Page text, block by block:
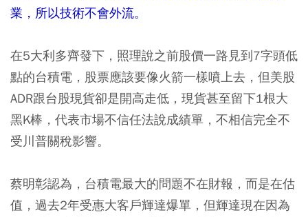
業，所以技術不會外流。
在5大利多齊發下，照理說之前股價一路見到7字頭低
點的台積電，股票應該要像火箭一樣噴上去，但美股
ADR跟台股現貨卻是開高走低，現貨甚至留下1根大
黑K棒，代表市場不信任法說成績單，不相信完全不
受川普關稅影響。
蔡明彰認為，台積電最大的問題不在財報，而是在估
值，過去2年受惠大客戶輝達爆單，但輝達現在因為